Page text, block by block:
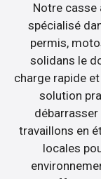
Notre
spécialisé
permis,
solidans le
charge rapide
solution
débarrasser
travaillons en
locales